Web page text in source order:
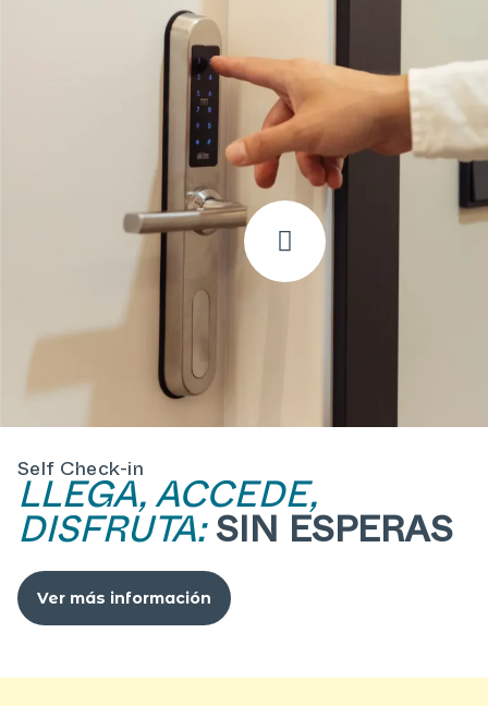
Self Check-in
LLEGA, ACCEDE,
DISFRUTA: SIN ESPERAS
Ver más información